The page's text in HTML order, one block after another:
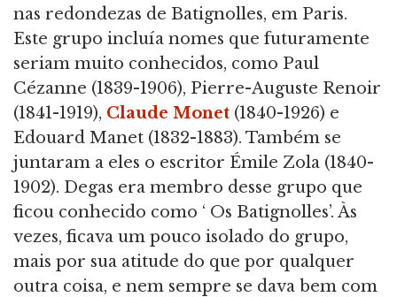
nas redondezas de Batignolles, em Paris.
Este grupo incluía nomes que futuramente
seriam muito conhecidos, como Paul
Cézanne (1839-1906), Pierre-Auguste Renoir
(1841-1919), Claude Monet (1840-1926) e
Edouard Manet (1832-1883). Também se
juntaram a eles o escritor Émile Zola (1840-
1902). Degas era membro desse grupo que
ficou conhecido como ‘ Os Batignolles’. Às
vezes, ficava um pouco isolado do grupo,
mais por sua atitude do que por qualquer
outra coisa, e nem sempre se dava bem com